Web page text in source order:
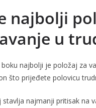
najbolji
u
najbolji je položaj za
što prijeđete polovicu
najmanji pritisak na